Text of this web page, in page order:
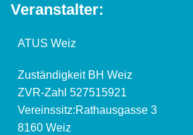
Veranstalter:
ATUS Weiz
Zuständigkeit BH Weiz
ZVR-Zahl 527515921
Vereinssitz:Rathausgasse 3
8160 Weiz